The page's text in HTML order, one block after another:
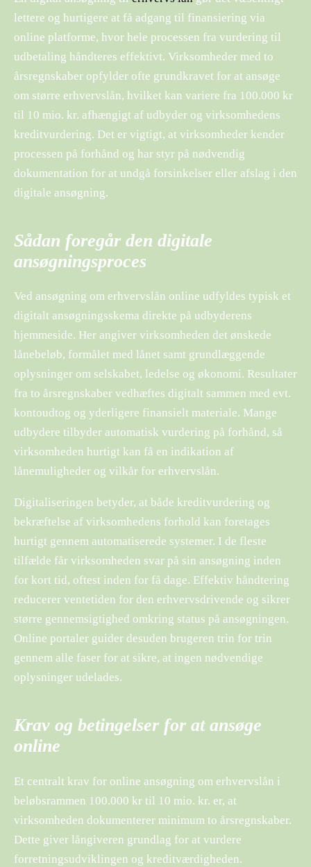
lettere og hurtigere at få adgang til finansiering via
online platforme, hvor hele processen fra vurdering til
udbetaling håndteres effektivt. Virksomheder med to
årsregnskaber opfylder ofte grundkravet for at ansøge
om større erhvervslån, hvilket kan variere fra 100.000 kr
til 10 mio. kr. afhængigt af udbyder og virksomhedens
kreditvurdering. Det er vigtigt, at virksomheder kender
processen på forhånd og har styr på nødvendig
dokumentation for at undgå forsinkelser eller afslag i den
digitale ansøgning.
Sådan foregår den digitale
ansøgningsproces
Ved ansøgning om erhvervslån online udfyldes typisk et
digitalt ansøgningsskema direkte på udbyderens
hjemmeside. Her angiver virksomheden det ønskede
lånebeløb, formålet med lånet samt grundlæggende
oplysninger om selskabet, ledelse og økonomi. Resultater
fra to årsregnskaber vedhæftes digitalt sammen med evt.
kontoudtog og yderligere finansielt materiale. Mange
udbydere tilbyder automatisk vurdering på forhånd, så
virksomheden hurtigt kan få en indikation af
lånemuligheder og vilkår for erhvervslån.
Digitaliseringen betyder, at både kreditvurdering og
bekræftelse af virksomhedens forhold kan foretages
hurtigt gennem automatiserede systemer. I de fleste
tilfælde får virksomheden svar på sin ansøgning inden
for kort tid, oftest inden for få dage. Effektiv håndtering
reducerer ventetiden for den erhvervsdrivende og sikrer
større gennemsigtighed omkring status på ansøgningen.
Online portaler guider desuden brugeren trin for trin
gennem alle faser for at sikre, at ingen nødvendige
oplysninger udelades.
Krav og betingelser for at ansøge
online
Et centralt krav for online ansøgning om erhvervslån i
beløbsrammen 100.000 kr til 10 mio. kr. er, at
virksomheden dokumenterer minimum to årsregnskaber.
Dette giver långiveren grundlag for at vurdere
forretningsudviklingen og kreditværdigheden.